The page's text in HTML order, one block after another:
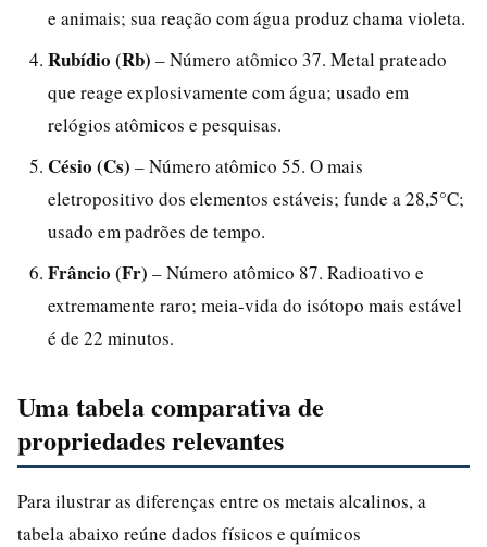
e animais; sua reação com água produz chama violeta.
Rubídio (Rb) – Número atômico 37. Metal prateado
que reage explosivamente com água; usado em
relógios atômicos e pesquisas.
Césio (Cs) – Número atômico 55. O mais
eletropositivo dos elementos estáveis; funde a 28,5°C;
usado em padrões de tempo.
Frâncio (Fr) – Número atômico 87. Radioativo e
extremamente raro; meia-vida do isótopo mais estável
é de 22 minutos.
Uma tabela comparativa de
propriedades relevantes
Para ilustrar as diferenças entre os metais alcalinos, a
tabela abaixo reúne dados físicos e químicos